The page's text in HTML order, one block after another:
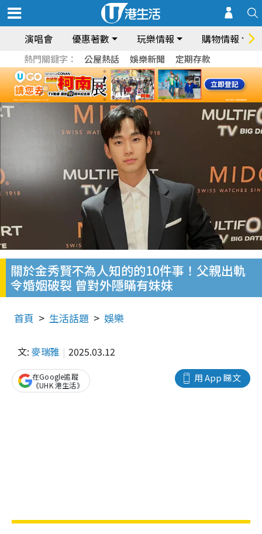
演唱會 優惠著數 玩樂情報 購物情報
熱門關鍵字： 公屋熱話 娛樂新聞 定期存款
關於金秀賢不為人知的的10件事！父親出軌
令婚姻破裂 曾對外隱瞞有妹妹
首頁 生活話題 娛樂
文: 麥瑞雅 2025.03.12
用 App 睇文
在Google追蹤
《UHK 港生活》